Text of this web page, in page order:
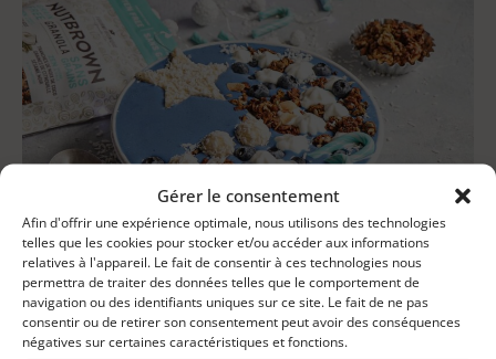
Gérer le consentement
Afin d'offrir une expérience optimale, nous utilisons des technologies
telles que les cookies pour stocker et/ou accéder aux informations
relatives à l'appareil. Le fait de consentir à ces technologies nous
permettra de traiter des données telles que le comportement de
navigation ou des identifiants uniques sur ce site. Le fait de ne pas
consentir ou de retirer son consentement peut avoir des conséquences
négatives sur certaines caractéristiques et fonctions.
Préparation :